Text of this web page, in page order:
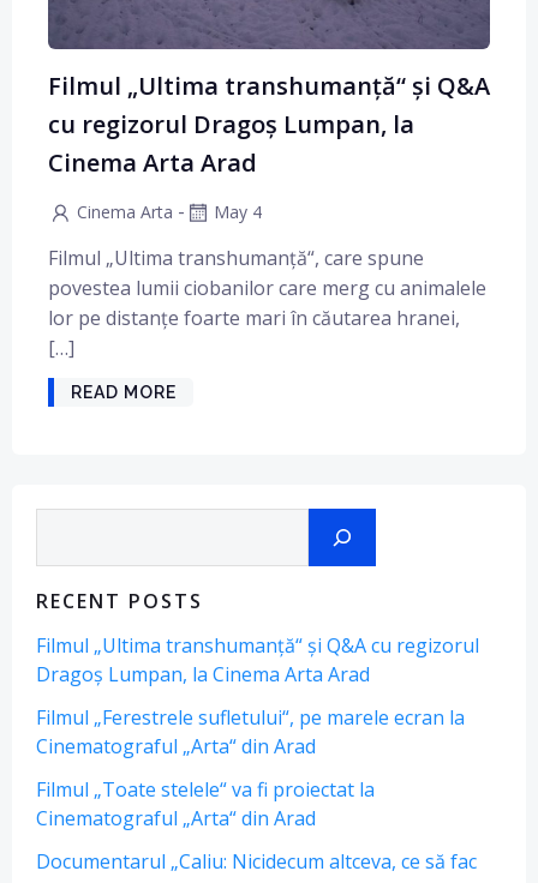
Filmul „Ultima transhumanță“ și Q&A
cu regizorul Dragoș Lumpan, la
Cinema Arta Arad
Cinema Arta - May 4
Filmul „Ultima transhumanță“, care spune
povestea lumii ciobanilor care merg cu animalele
lor pe distanțe foarte mari în căutarea hranei,
[…]
READ MORE
RECENT POSTS
Filmul „Ultima transhumanță“ și Q&A cu regizorul
Dragoș Lumpan, la Cinema Arta Arad
Filmul „Ferestrele sufletului“, pe marele ecran la
Cinematograful „Arta“ din Arad
Filmul „Toate stelele“ va fi proiectat la
Cinematograful „Arta“ din Arad
Documentarul „Caliu: Nicidecum altceva, ce să fac